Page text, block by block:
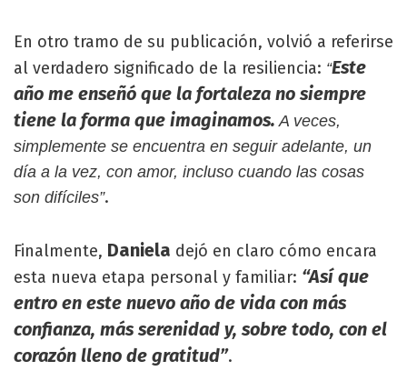
En otro tramo de su publicación, volvió a referirse
al verdadero significado de la resiliencia: “Este
año me enseñó que la fortaleza no siempre
tiene la forma que imaginamos. A veces,
simplemente se encuentra en seguir adelante, un
día a la vez, con amor, incluso cuando las cosas
son difíciles”.
Finalmente, Daniela dejó en claro cómo encara
esta nueva etapa personal y familiar: “Así que
entro en este nuevo año de vida con más
confianza, más serenidad y, sobre todo, con el
corazón lleno de gratitud”.